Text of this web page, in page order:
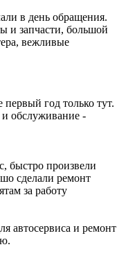
в день обращения.
и запчасти, большой
вежливые
год только тут.
обслуживание -
быстро произвели
сделали ремонт
за работу
автосервиса и ремонт